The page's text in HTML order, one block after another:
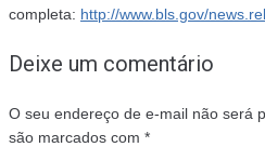
completa: http://www.bls.gov/
Deixe um comentário
O seu endereço de e-mail não será
são marcados com *